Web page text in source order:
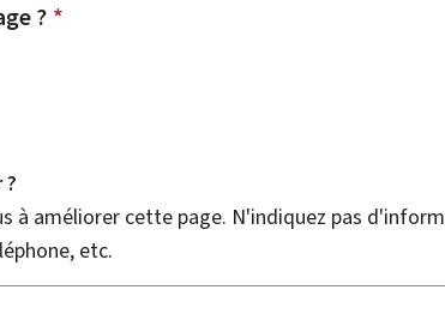
? *
à améliorer cette page. N'indiquez pas
etc.